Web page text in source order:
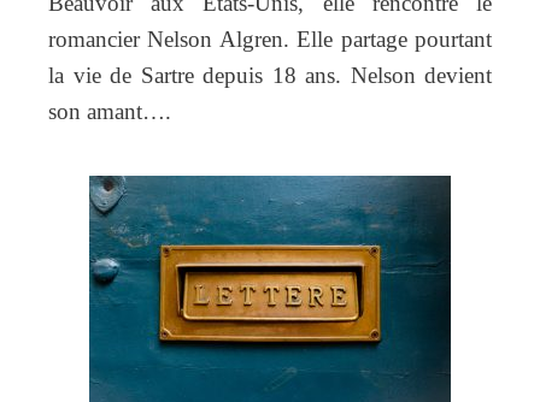
romancier Nelson Algren. Elle partage pourtant
la vie de Sartre depuis 18 ans. Nelson devient
son amant….